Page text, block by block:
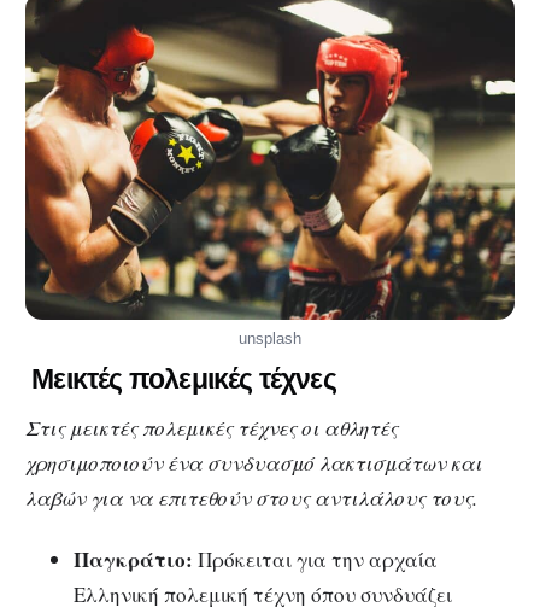
unsplash
Μεικτές πολεμικές τέχνες
Στις μεικτές πολεμικές τέχνες οι αθλητές
χρησιμοποιούν ένα συνδυασμό λακτισμάτων και
λαβών για να επιτεθούν στους αντιλάλους τους.
Παγκράτιο: Πρόκειται για την αρχαία
Ελληνική πολεμική τέχνη όπου συνδυάζει